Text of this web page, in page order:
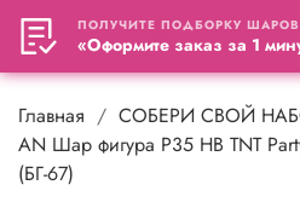
Главная СОБЕРИ СВОЙ
AN Шар фигура P35 HB TNT
(БГ-67)
«Оформите заказ за 1